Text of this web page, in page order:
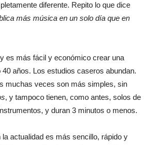
diferente. Repito lo que dice
más música en un solo día que en
es más fácil y económico crear una
años. Los estudios caseros abundan.
muchas veces son más simples, sin
, y tampoco tienen, como antes, solos de
y duran 3 minutos o menos.
actualidad es más sencillo, rápido y